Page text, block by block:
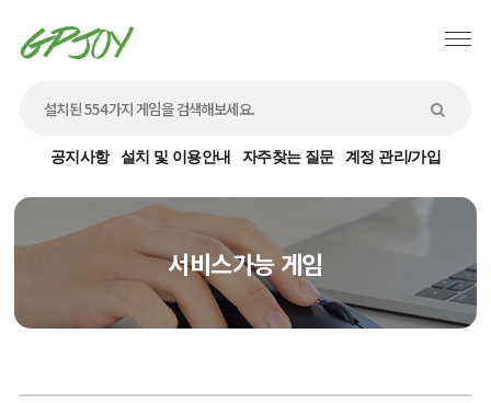
공지사항 설치 및 이용안내 자주찾는 질문 계정 관리/가입
서비스가능 게임